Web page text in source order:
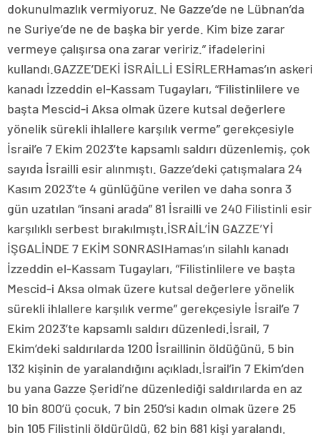
dokunulmazlık vermiyoruz. Ne Gazze’de ne Lübnan’da
ne Suriye’de ne de başka bir yerde. Kim bize zarar
vermeye çalışırsa ona zarar veririz.” ifadelerini
kullandı.GAZZE’DEKİ İSRAİLLİ ESİRLERHamas’ın askeri
kanadı İzzeddin el-Kassam Tugayları, “Filistinlilere ve
başta Mescid-i Aksa olmak üzere kutsal değerlere
yönelik sürekli ihlallere karşılık verme” gerekçesiyle
İsrail’e 7 Ekim 2023’te kapsamlı saldırı düzenlemiş, çok
sayıda İsrailli esir alınmıştı. Gazze’deki çatışmalara 24
Kasım 2023’te 4 günlüğüne verilen ve daha sonra 3
gün uzatılan “insani arada” 81 İsrailli ve 240 Filistinli esir
karşılıklı serbest bırakılmıştı.İSRAİL’İN GAZZE’Yİ
İŞGALİNDE 7 EKİM SONRASIHamas’ın silahlı kanadı
İzzeddin el-Kassam Tugayları, “Filistinlilere ve başta
Mescid-i Aksa olmak üzere kutsal değerlere yönelik
sürekli ihlallere karşılık verme” gerekçesiyle İsrail’e 7
Ekim 2023’te kapsamlı saldırı düzenledi.İsrail, 7
Ekim’deki saldırılarda 1200 İsraillinin öldüğünü, 5 bin
132 kişinin de yaralandığını açıkladı.İsrail’in 7 Ekim’den
bu yana Gazze Şeridi’ne düzenlediği saldırılarda en az
10 bin 800’ü çocuk, 7 bin 250’si kadın olmak üzere 25
bin 105 Filistinli öldürüldü, 62 bin 681 kişi yaralandı.